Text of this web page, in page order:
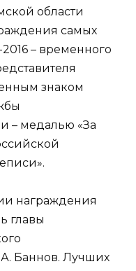
области
самых
– временного
знаком
– медалью «За
награждения
главы
Баннов. Лучших